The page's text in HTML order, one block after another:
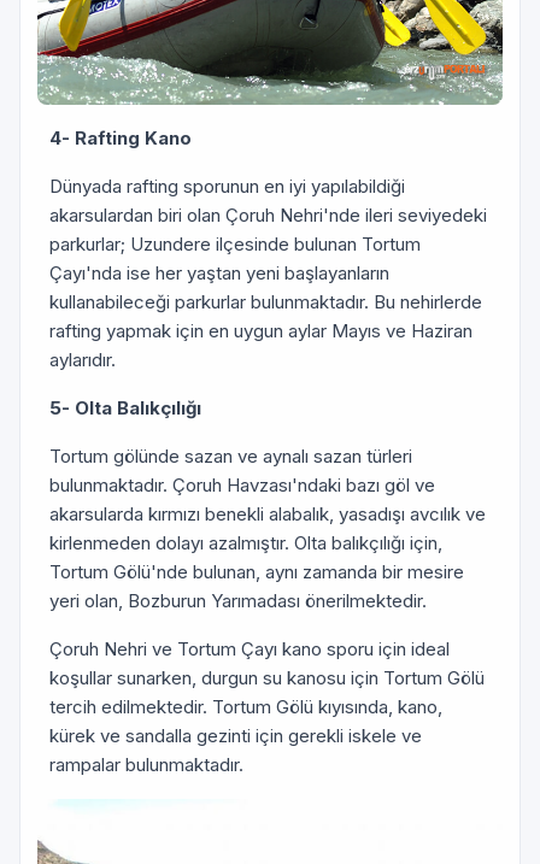
4- Rafting Kano
Dünyada rafting sporunun en iyi yapılabildiği
akarsulardan biri olan Çoruh Nehri'nde ileri seviyedeki
parkurlar; Uzundere ilçesinde bulunan Tortum
Çayı'nda ise her yaştan yeni başlayanların
kullanabileceği parkurlar bulunmaktadır. Bu nehirlerde
rafting yapmak için en uygun aylar Mayıs ve Haziran
aylarıdır.
5- Olta Balıkçılığı
Tortum gölünde sazan ve aynalı sazan türleri
bulunmaktadır. Çoruh Havzası'ndaki bazı göl ve
akarsularda kırmızı benekli alabalık, yasadışı avcılık ve
kirlenmeden dolayı azalmıştır. Olta balıkçılığı için,
Tortum Gölü'nde bulunan, aynı zamanda bir mesire
yeri olan, Bozburun Yarımadası önerilmektedir.
Çoruh Nehri ve Tortum Çayı kano sporu için ideal
koşullar sunarken, durgun su kanosu için Tortum Gölü
tercih edilmektedir. Tortum Gölü kıyısında, kano,
kürek ve sandalla gezinti için gerekli iskele ve
rampalar bulunmaktadır.